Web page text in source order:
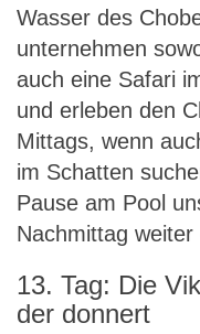
Wasser des
unternehmen
auch eine Safari
und erleben den
Mittags, wenn
im Schatten
Pause am Pool
Nachmittag weiter
13. Tag: Die
der donnert